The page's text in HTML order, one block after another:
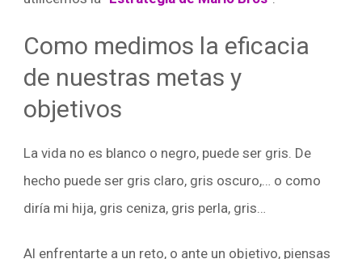
Como medimos la eficacia
de nuestras metas y
objetivos
La vida no es blanco o negro, puede ser gris. De
hecho puede ser gris claro, gris oscuro,… o como
diría mi hija, gris ceniza, gris perla, gris…
Al enfrentarte a un reto, o ante un objetivo, piensas